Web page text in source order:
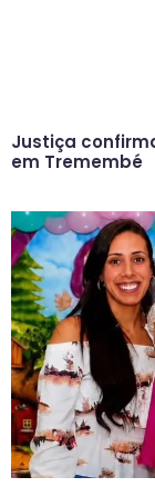
Justiça
em Tremembé